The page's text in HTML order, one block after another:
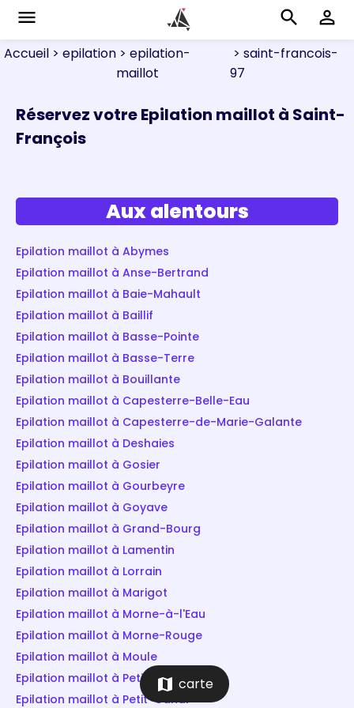
menu search perm_identity
Accueil > epilation > epilation-
maillot
> saint-francois-
97
Réservez votre Epilation maillot à Saint-
François
Aux alentours
Epilation maillot à Abymes
Epilation maillot à Anse-Bertrand
Epilation maillot à Baie-Mahault
Epilation maillot à Baillif
Epilation maillot à Basse-Pointe
Epilation maillot à Basse-Terre
Epilation maillot à Bouillante
Epilation maillot à Capesterre-Belle-Eau
Epilation maillot à Capesterre-de-Marie-Galante
Epilation maillot à Deshaies
Epilation maillot à Gosier
Epilation maillot à Gourbeyre
Epilation maillot à Goyave
Epilation maillot à Grand-Bourg
Epilation maillot à Lamentin
Epilation maillot à Lorrain
Epilation maillot à Marigot
Epilation maillot à Morne-à-l'Eau
Epilation maillot à Morne-Rouge
Epilation maillot à Moule
Epilation maillot à Petit-Bourg
Epilation maillot à Petit-Canal
map carte